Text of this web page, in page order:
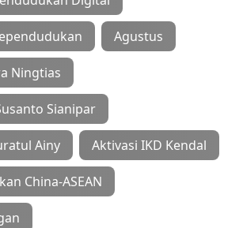
Agustus
Ningtias
Sianipar
Ainy Aktivasi IKD Kendal
China-ASEAN